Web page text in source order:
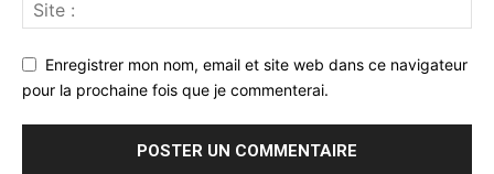
Enregistrer mon nom, email et site web dans ce navigateur
pour la prochaine fois que je commenterai.